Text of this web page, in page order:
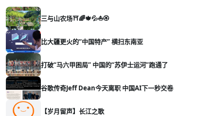
三与山农场⛩️🌈🍁💦⛵🏵️
比大疆更火的“中国特产” 横扫东南亚
打破“马六甲困局” 中国的“苏伊士运河”跑通了
谷歌传奇Jeff Dean今天离职 中国AI下一秒交卷
【岁月留声】长江之歌